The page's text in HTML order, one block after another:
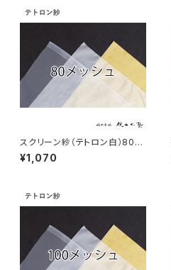
スクリーン紗（テトロン白）80メ
ッシュ こねこ便
¥1,070